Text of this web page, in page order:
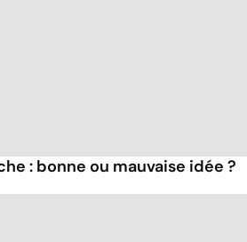
: bonne ou mauvaise idée ?